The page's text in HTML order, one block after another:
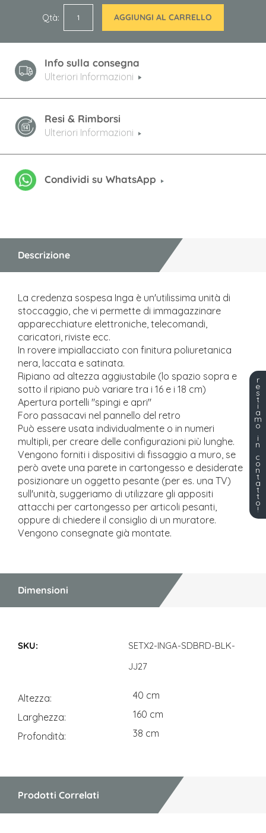
Qtà AGGIUNGI AL CARRELLO
Info sulla consegna
Ulteriori Informazioni
Resi & Rimborsi
Ulteriori Informazioni
Condividi su WhatsApp
Descrizione
La credenza sospesa Inga è un'utilissima unità di
stoccaggio, che vi permette di immagazzinare
apparecchiature elettroniche, telecomandi,
caricatori, riviste ecc.
In rovere impiallacciato con finitura poliuretanica
nera, laccata e satinata.
Ripiano ad altezza aggiustabile (lo spazio sopra e
sotto il ripiano può variare tra i 16 e i 18 cm)
Apertura portelli "spingi e apri"
Foro passacavi nel pannello del retro
Può essere usata individualmente o in numeri
multipli, per creare delle configurazioni più lunghe.
Vengono forniti i dispositivi di fissaggio a muro, se
però avete una parete in cartongesso e desiderate
posizionare un oggetto pesante (per es. una TV)
sull'unità, suggeriamo di utilizzare gli appositi
attacchi per cartongesso per articoli pesanti,
oppure di chiedere il consiglio di un muratore.
Vengono consegnate già montate.
Dimensioni
SETX2-INGA-SDBRD-BLK-
JJ27
Altezza
40 cm
Larghezza
160 cm
Profondità
38 cm
Prodotti Correlati
r
e
s
t
i
a
m
o
i
n
c
o
n
t
a
t
t
o
!